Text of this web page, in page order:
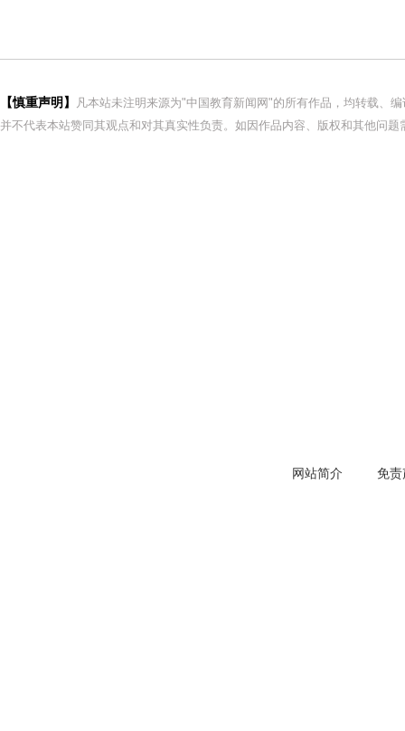
【慎重声明】
凡本站未注明来源为"中国教育新闻网"的所有作品，均转载、
并不代表本站赞同其观点和对其真实性负责。如因作品内容、版权和其他问
网站简介 免责